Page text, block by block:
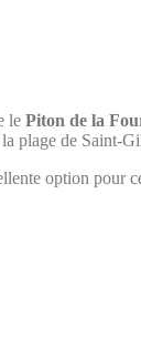
le Piton de la
plage de Saint-
option pour